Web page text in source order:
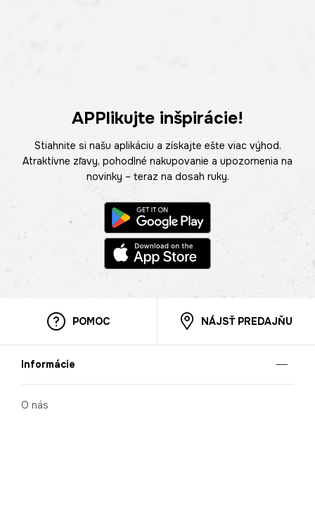
APPlikujte inšpirácie!
Stiahnite si našu aplikáciu a získajte ešte viac výhod.
Atraktívne zľavy, pohodlné nakupovanie a upozornenia na
novinky – teraz na dosah ruky.
POMOC NÁJSŤ PREDAJŇU
Informácie
O nás